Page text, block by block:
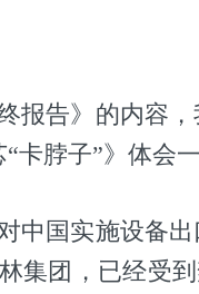
报告》的内容
卡脖子”》体会一
中国实施设备
集团，已经受